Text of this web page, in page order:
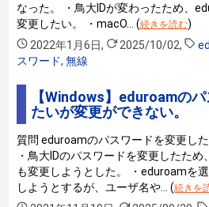
なった。 ・鳥大IDが変わったため、
変更したい。 ・macO… (続きを読む)
2022年1月6日, 2025/10/02,
スワード,無線
【Windows】eduroamの
たいが変更ができない。
質問 eduroamのパスワードを変更し
・鳥大IDのパスワードを変更したた
も変更しようとした。 ・eduroamを
しようとするが、ユーザ名や… (続きを